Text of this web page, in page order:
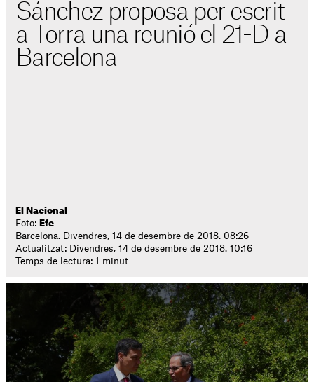
Sánchez proposa per escrit
a Torra una reunió el 21-D a
Barcelona
El Nacional
Foto: Efe
Barcelona. Divendres, 14 de desembre de 2018. 08:26
Actualitzat: Divendres, 14 de desembre de 2018. 10:16
Temps de lectura: 1 minut